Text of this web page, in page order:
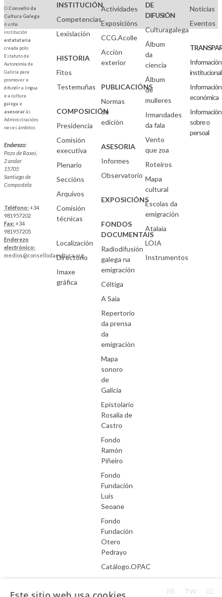
O Consello da
Cultura Galega
é unha
institución
estatutaria
creada polo
Estatuto de
Autonomía de
Galicia para
promover e
difundir a lingua
e a cultura
galega e
asesorarás
Administracións
neses ámbitos
Enderezo:
Pazo de Raxoi,
2 andar
15705
Santiago de
Compostela
Teléfono:+34
981957202
Fax:+34
981957205
Enderezo
electrónico:
medios@consellodacultura.org
INSTITUCIÓN
Competencias
Lexislación
HISTORIA
Fitos
Testemuñas
COMPOSICIÓN
Presidencia
Comisión
executiva
Plenario
Seccións
Arquivos
Comisión
técnicas
Localización
Directorio
Imaxe
gráfica
Actividades
Exposicións
CCG.Acolle
Acción
exterior
PUBLICACIÓNS
Normas
de
edición
ASESORIA
Informes
Observatorio
EXPOSICIÓNS
FONDOS
DOCUMENTAIS
Radiodifusión
galega na
emigración
Céltiga
A Saia
Repertorio
da prensa
da
emigración
Mapa
sonoro
de
Galicia
Epistolario
Rosalía de
Castro
Fondo
Ramón
Piñeiro
Fondo
Fundación
Luís
Seoane
Fondo
Fundación
Otero
Pedrayo
Catálogo.OPAC
DE
DIFUSIÓN
Culturagalega
Álbum
da
ciencia
Álbum
de
mulleres
Irmandades
da fala
Vento
que zoa
Roteiros
Mapa
cultural
Escolas da
emigración
Atalaia
LOIA
Instrumentos
Noticias
Eventos
Información
institucional
Información
económica
Información
sobre o
persoal
Aviso Legal FB TW IG